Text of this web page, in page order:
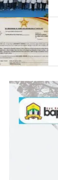
“Kerja sudah
Ujarnya.
Hal tersebut
tokoh
memberikan
belasan tahun,
“UMK
PGP yang
group, diduga
pekerja,